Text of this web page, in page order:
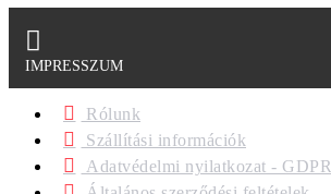
IMPRESSZUM
Rólunk
Szállítási információk
Adatvédelmi nyilatkozat - GDPR